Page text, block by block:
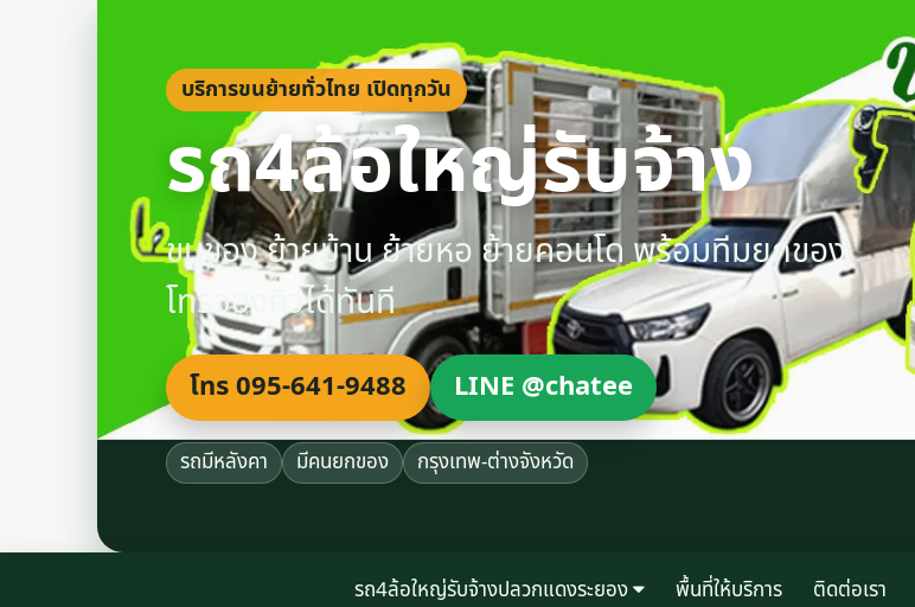
บริการขนย้ายทั่วไทย เปิดทุกวัน
รถ4ล้อใหญ่รับจ้าง
ขนของ ย้ายบ้าน ย้ายหอ ย้ายคอนโด พร้อมทีมยกของ
โทรจองคิวได้ทันที
โทร 095-641-9488 LINE @chatee
รถมีหลังคา มีคนยกของ กรุงเทพ-ต่างจังหวัด
รถ4ล้อใหญ่รับจ้างปลวกแดงระยอง พื้นที่ให้บริการ ติดต่อเรา